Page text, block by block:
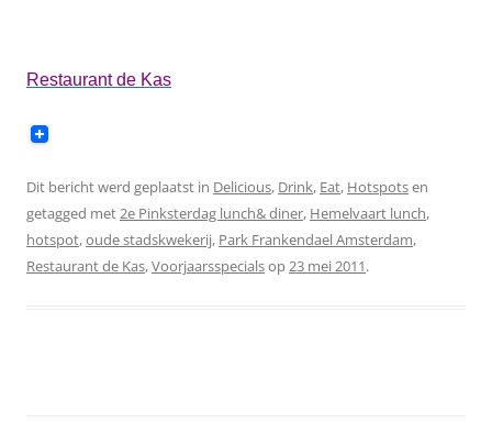
Restaurant de Kas
Dit bericht werd geplaatst in Delicious, Drink, Eat, Hotspotsen
getagged met2e Pinksterdag lunch& diner, Hemelvaart lunch,
hotspot,oude stadskwekerij, Park Frankendael Amsterdam,
Restaurant de Kas,Voorjaarsspecialsop23 mei 2011.